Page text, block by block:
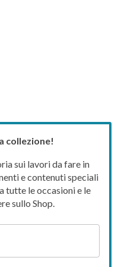
collezione!
sui lavori da fare in
e contenuti speciali
tutte le occasioni e le
sullo Shop.